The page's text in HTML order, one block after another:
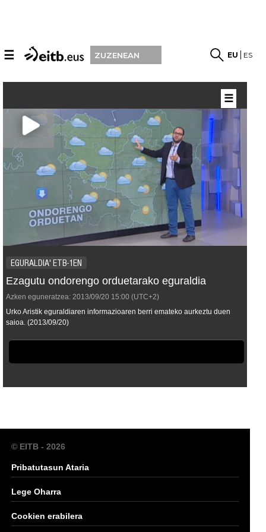
☰ ZUZENEAN EU ES
EGURALDIA' ETB-1EN
Ezagutu ondorengo orduetarako eguraldia
Azken eguneratzea: 2013/09/20 15:00 (UTC+2)
Urko Aristik eguraldiaren informazioaren berri emateko aurkeztu duen
saioa. (2013/09/20)
☰
© EITB - 2026
Pribatutasun Ataria
Lege Oharra
Cookien erabilera